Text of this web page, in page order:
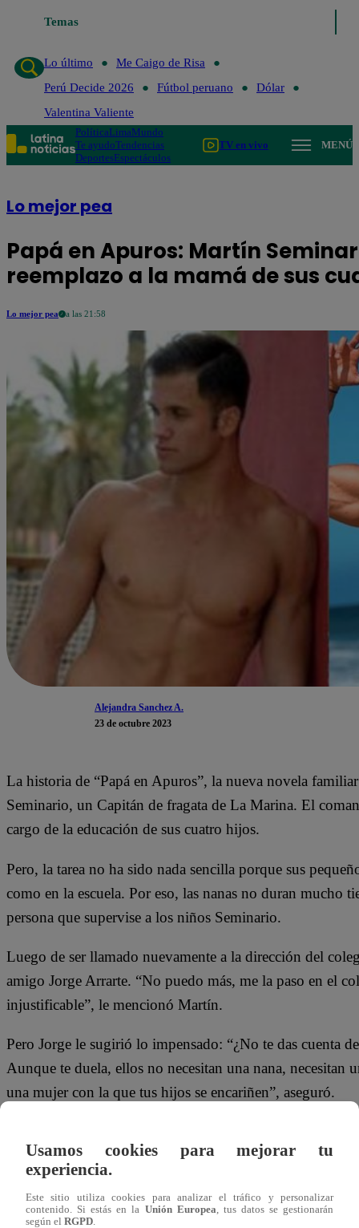
Temas
Lo último
Me Caigo de Risa
Perú Decide 2026
Fútbol peruano
Dólar
Valentina Valiente
PolíticaLimaMundo
Te ayudoTendencias
DeportesEspectáculos
TV en vivo MENÚ
Lo mejor pea
Papá en Apuros: Martín
reemplazo a la mamá de sus
Lo mejor pea a las 21:58
Alejandra Sanchez A.
23 de octubre 2023
La historia de “Papá en Apuros”, la nueva novela
Seminario, un Capitán de fragata de La Marina. El
cargo de la educación de sus cuatro hijos.
Pero, la tarea no ha sido nada sencilla porque sus
como en la escuela. Por eso, las nanas no duran mucho
persona que supervise a los niños Seminario.
Luego de ser llamado nuevamente a la dirección del
amigo Jorge Arrarte. “No puedo más, me la paso en el
injustificable”, le mencionó Martín.
Pero Jorge le sugirió lo impensado: “¿No te das cuenta
Aunque te duela, ellos no necesitan una nana, necesitan
una mujer con la que tus hijos se encariñen”, aseguró.
nunca va a haber otra mujer como ella, y mis hijos no
Mira la escena completa de “Papá en Apuros”
Usamos cookies para mejorar tu
experiencia.
Este sitio utiliza cookies para analizar el tráfico y personalizar
contenido. Si estás en la Unión Europea, tus datos se gestionarán
según el RGPD.